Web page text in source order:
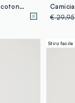
Camicia a maniche lunghe in puro cotone blu regular fit
€ 29,95
Stiro facile